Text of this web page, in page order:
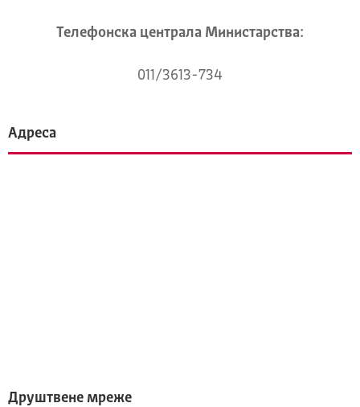
Телeфонска централа Mинистарства:
011/3613-734
Адреса
Друштвене мреже